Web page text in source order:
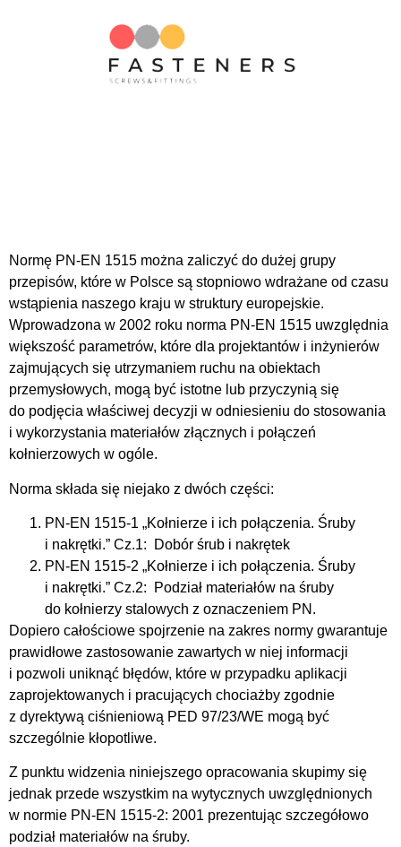
Normę PN-EN 1515 można zaliczyć do dużej grupy
przepisów, które w Polsce są stopniowo wdrażane od czasu
wstąpienia naszego kraju w struktury europejskie.
Wprowadzona w 2002 roku norma PN-EN 1515 uwzględnia
większość parametrów, które dla projektantów i inżynierów
zajmujących się utrzymaniem ruchu na obiektach
przemysłowych, mogą być istotne lub przyczynią się
do podjęcia właściwej decyzji w odniesieniu do stosowania
i wykorzystania materiałów złącznych i połączeń
kołnierzowych w ogóle.
Norma składa się niejako z dwóch części:
PN-EN 1515-1 „Kołnierze i ich połączenia. Śruby
i nakrętki.” Cz.1: Dobór śrub i nakrętek
PN-EN 1515-2 „Kołnierze i ich połączenia. Śruby
i nakrętki.” Cz.2: Podział materiałów na śruby
do kołnierzy stalowych z oznaczeniem PN.
Dopiero całościowe spojrzenie na zakres normy gwarantuje
prawidłowe zastosowanie zawartych w niej informacji
i pozwoli uniknąć błędów, które w przypadku aplikacji
zaprojektowanych i pracujących chociażby zgodnie
z dyrektywą ciśnieniową PED 97/23/WE mogą być
szczególnie kłopotliwe.
Z punktu widzenia niniejszego opracowania skupimy się
jednak przede wszystkim na wytycznych uwzględnionych
w normie PN-EN 1515-2: 2001 prezentując szczegółowo
podział materiałów na śruby.